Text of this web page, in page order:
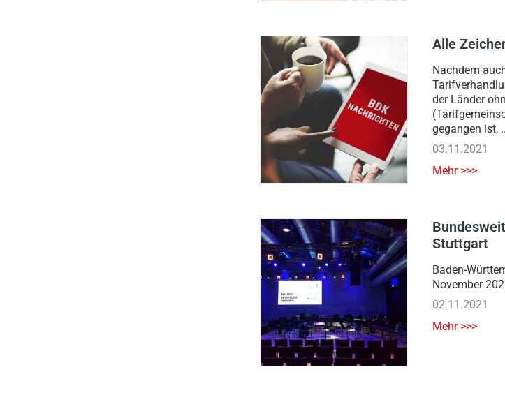
Alle
Nachdem
der Länder
gegangen ist,
03.11.2021
Mehr >>>
Stuttgart
Baden-
November
02.11.2021
Mehr >>>